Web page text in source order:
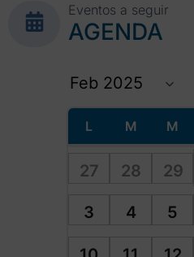
Eventos a seguir
AGENDA
L M M
27 28 29
3 4 5